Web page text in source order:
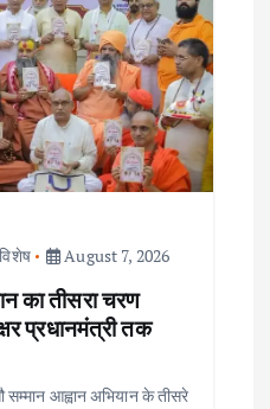
विशेष August 7, 2026
का तीसरा चरण
प्रधानमंत्री तक
आह्वान अभियान के तीसरे